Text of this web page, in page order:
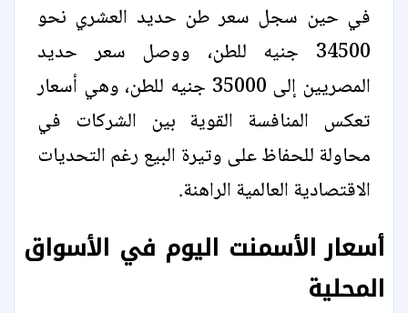
في حين سجل سعر طن حديد العشري نحو
34500 جنيه للطن، ووصل سعر حديد
المصريين إلى 35000 جنيه للطن، وهي أسعار
تعكس المنافسة القوية بين الشركات في
محاولة للحفاظ على وتيرة البيع رغم التحديات
الاقتصادية العالمية الراهنة.
أسعار الأسمنت اليوم في الأسواق
المحلية